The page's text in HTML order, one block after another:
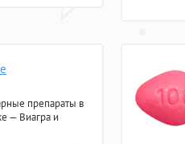
препараты в
— Виагра и